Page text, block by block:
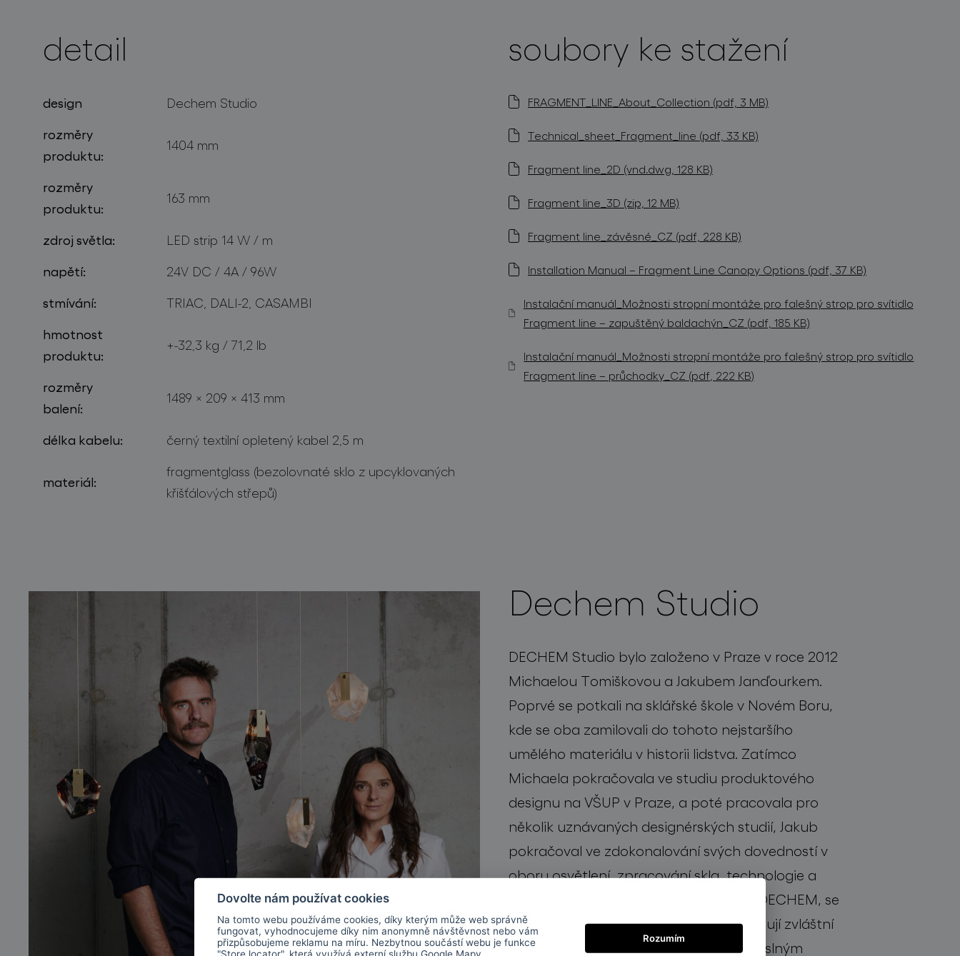
projekty
detail
design Dechem Studio
rozměry
produktu:
1404 mm
rozměry
produktu:
163 mm
zdroj světla: LED strip 14 W / m
napětí: 24V DC / 4A / 96W
stmívání: TRIAC, DALI-2, CASAMBI
hmotnost
produktu:
+-32,3 kg / 71,2 lb
rozměry
balení:
1489 × 209 × 413 mm
délka kabelu: černý textilní opletený kabel 2,5 m
materiál:
fragmentglass (bezolovnaté sklo z upcyklovaných
křišťálových střepů)
soubory ke stažení
FRAGMENT_LINE_About_Collection (pdf, 3 MB)
Technical_sheet_Fragment_line (pdf, 33 KB)
Fragment line_2D (vnd.dwg, 128 KB)
Fragment line_3D (zip, 12 MB)
Fragment line_závěsné_CZ (pdf, 228 KB)
Installation Manual – Fragment Line Canopy Options (pdf, 37 KB)
Instalační manuál_Možnosti stropní montáže pro falešný strop pro svítidlo
Fragment line – zapuštěný baldachýn_CZ (pdf, 185 KB)
Instalační manuál_Možnosti stropní montáže pro falešný strop pro svítidlo
Fragment line – průchodky_CZ (pdf, 222 KB)
Dechem Studio
DECHEM Studio bylo založeno v Praze v roce 2012
Michaelou Tomiškovou a Jakubem Janďourkem.
Poprvé se potkali na sklářské škole v Novém Boru,
kde se oba zamilovali do tohoto nejstaršího
umělého materiálu v historii lidstva. Zatímco
Michaela pokračovala ve studiu produktového
designu na VŠUP v Praze, a poté pracovala pro
několik uznávaných designérských studií, Jakub
pokračoval ve zdokonalování svých dovedností v
oboru osvětlení, zpracování skla, technologie a
výroby. Od té doby, kdy založili studio DECHEM, se
zaměřuje na design produktů. Vždy věnují zvláštní
pozornost sklu, tradičním českým řemeslným
Dovolte nám používat cookies
Na tomto webu používáme cookies, díky kterým může web správně
fungovat, vyhodnocujeme díky nim anonymně návštěvnost nebo vám
přizpůsobujeme reklamu na míru. Nezbytnou součástí webu je funkce
"Store locator", která využívá externí službu Google Mapy.
Rozumím